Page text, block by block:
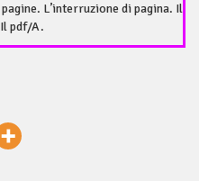
L’interruzione di pagina. Il
pdf/A.